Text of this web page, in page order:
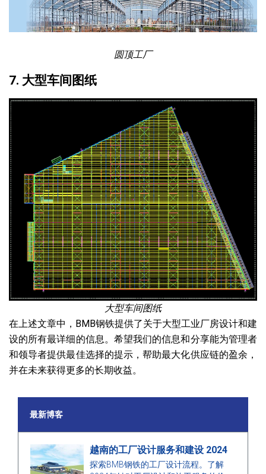
圆顶工厂
7. 大型车间图纸
大型车间图纸
在上述文章中，BMB钢铁提供了关于大型工业厂房设计和建
设的所有最详细的信息。希望我们的信息和分享能为管理者
和领导者提供最佳选择的提示，帮助最大化供应链的盈余，
并在未来获得更多的长期收益。
最新博客
越南的工厂设计服务和建设 2024
探索BMB钢铁的工厂设计流程。了解